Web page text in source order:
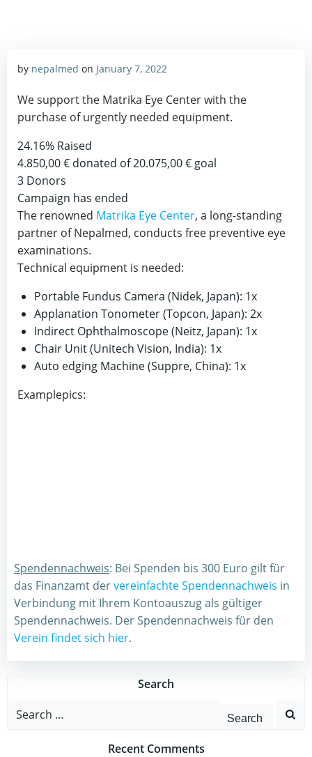
by nepalmed on January 7, 2022
We support the Matrika Eye Center with the
purchase of urgently needed equipment.
24.16% Raised
4.850,00 € donated of20.075,00 € goal
3 Donors
Campaign has ended
The renowned Matrika Eye Center, a long-standing
partner of Nepalmed, conducts free preventive eye
examinations.
Technical equipment is needed:
Portable Fundus Camera (Nidek, Japan): 1x
Applanation Tonometer (Topcon, Japan): 2x
Indirect Ophthalmoscope (Neitz, Japan): 1x
Chair Unit (Unitech Vision, India): 1x
Auto edging Machine (Suppre, China): 1x
Examplepics:
Spendennachweis: Bei Spenden bis 300 Euro gilt für
das Finanzamt dervereinfachte Spendennachweis in
Verbindung mit Ihrem Kontoauszug als gültiger
Spendennachweis. Der Spendennachweis für den
Verein findet sich hier.
Search
Search
Recent Comments